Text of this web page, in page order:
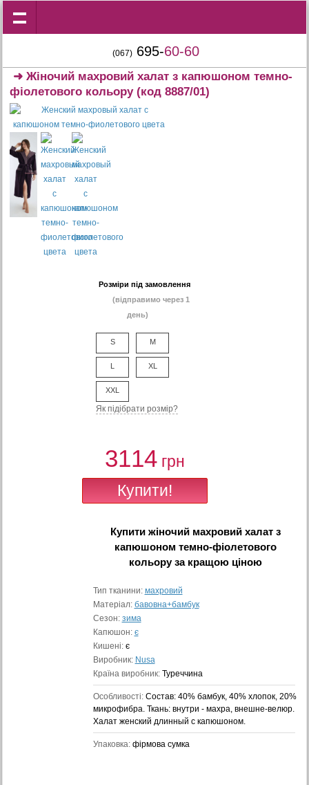
(067) 695-60-60
➜Жіночий махровий халат з капюшоном темно-
фіолетового кольору(код 8887/01)
Розміри під замовлення
(відправимо через 1
день)
S M
L XL
XXL
Як підібрати розмір?
3114 грн
Купитижіночий махровий халат з
капюшоном темно-фіолетового
кольоруза кращою ціною
Тип тканини: махровий
Матеріал: бавовна+бамбук
Сезон: зима
Капюшон: є
Кишені: є
Виробник: Nusa
Країна виробник: Туреччина
Особливості: Состав: 40% бамбук, 40% хлопок, 20%
микрофибра. Ткань: внутри - махра, внешне-велюр.
Халат женский длинный с капюшоном.
Упаковка: фірмова сумка